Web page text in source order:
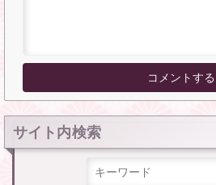
サイト内検索